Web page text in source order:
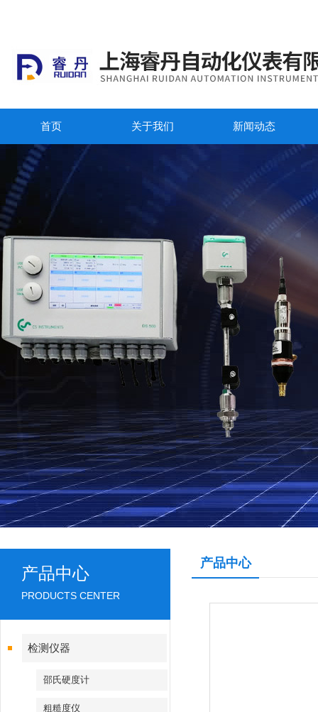
首页 关于我们 新闻动态
产品中心
PRODUCTS CENTER
检测仪器
邵氏硬度计
粗糙度仪
产品中心